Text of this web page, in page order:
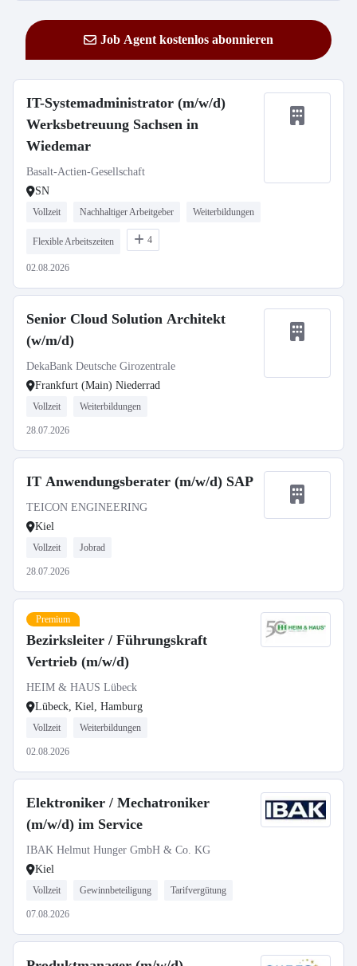
Job Agent kostenlos abonnieren
IT-Systemadministrator (m/w/d)
Werksbetreuung Sachsen in
Wiedemar
Basalt-Actien-Gesellschaft
SN
Vollzeit Nachhaltiger Arbeitgeber Weiterbildungen
Flexible Arbeitszeiten 4
02.08.2026
Senior Cloud Solution Architekt
(w/m/d)
DekaBank Deutsche Girozentrale
Frankfurt (Main) Niederrad
Vollzeit Weiterbildungen
28.07.2026
IT Anwendungsberater (m/w/d) SAP
TEICON ENGINEERING
Kiel
Vollzeit Jobrad
28.07.2026
Premium
Bezirksleiter / Führungskraft
Vertrieb (m/w/d)
HEIM & HAUS Lübeck
Lübeck, Kiel, Hamburg
Vollzeit Weiterbildungen
02.08.2026
Elektroniker / Mechatroniker
(m/w/d) im Service
IBAK Helmut Hunger GmbH & Co. KG
Kiel
Vollzeit Gewinnbeteiligung Tarifvergütung
07.08.2026